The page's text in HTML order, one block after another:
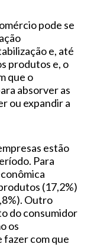
pode se
e, até
produtos e, o
que o
absorver as
ou expandir a
estão
Para
(17,2%)
Outro
do consumidor
os
com que